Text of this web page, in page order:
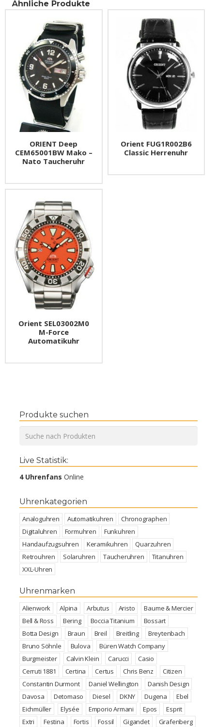
Ähnliche Produkte
ORIENT Deep
CEM65001BW Mako –
Nato Taucheruhr
Orient FUG1R002B6
Classic Herrenuhr
Orient SEL03002M0
M-Force
Automatikuhr
Produkte suchen
Live Statistik:
4 Uhrenfans Online
Uhrenkategorien
Analoguhren Automatikuhren
Chronographen
Digitaluhren
Formuhren
Funkuhren
Handaufzugsuhren
Keramikuhren
Quarzuhren
Retrouhren
Solaruhren Taucheruhren
Titanuhren
XXL-Uhren
Uhrenmarken
Alienwork Alpina Arbutus Aristo
Baume & Mercier
Bell & Ross
Bering Boccia Titanium
Bossart
Botta Design
Braun Breil Breitling
Breytenbach
Bruno Söhnle
Bulova
Büren Watch Company
Burgmeister
Calvin Klein Carucci
Casio
Cerruti 1881
Certina Certus Chris Benz
Citizen
Constantin Durmont
Daniel Wellington
Danish Design
Davosa
Detomaso Diesel DKNY Dugena
Ebel
Eichmüller
Elysée Emporio Armani Epos
Esprit
Extri
Festina Fortis Fossil Gigandet
Grafenberg